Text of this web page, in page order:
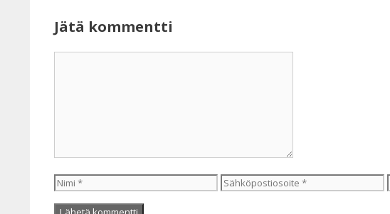
Jätä kommentti
Nimi Sähköpostiosoite